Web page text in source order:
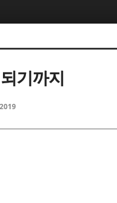
기까지
북5
북5